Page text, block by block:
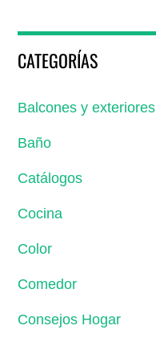
CATEGORÍAS
Balcones y exteriores
Baño
Catálogos
Cocina
Color
Comedor
Consejos Hogar